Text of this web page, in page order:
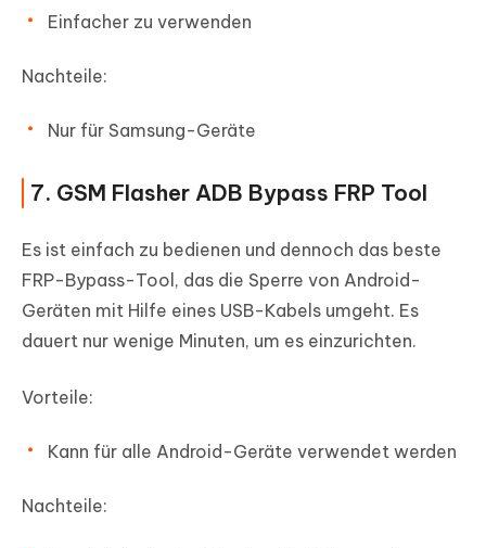
Einfacher zu verwenden
Nachteile:
Nur für Samsung-Geräte
7. GSM Flasher ADB Bypass FRP Tool
Es ist einfach zu bedienen und dennoch das beste
FRP-Bypass-Tool, das die Sperre von Android-
Geräten mit Hilfe eines USB-Kabels umgeht. Es
dauert nur wenige Minuten, um es einzurichten.
Vorteile:
Kann für alle Android-Geräte verwendet werden
Nachteile: